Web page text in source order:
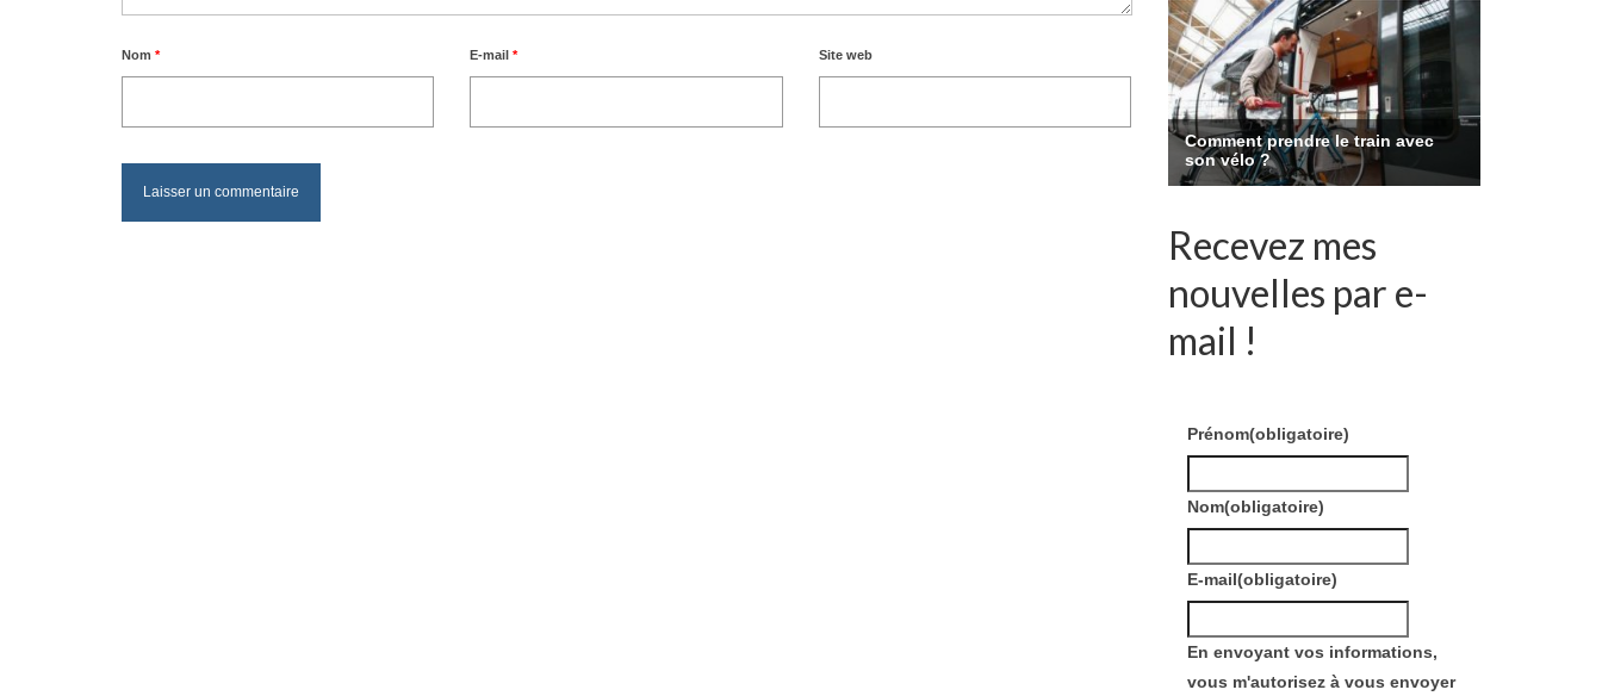
Nom * E-mail* Site web
Recevez mes
nouvelles par e-
mail !
Prénom(obligatoire)
Nom(obligatoire)
E-mail(obligatoire)
En envoyant vos informations,
vous m'autorisez à vous envoyer